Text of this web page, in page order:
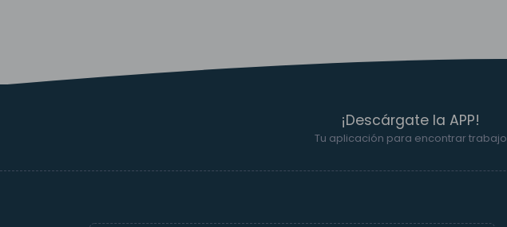
¡Descárgate la APP!
Tu aplicación para encontrar trabajo